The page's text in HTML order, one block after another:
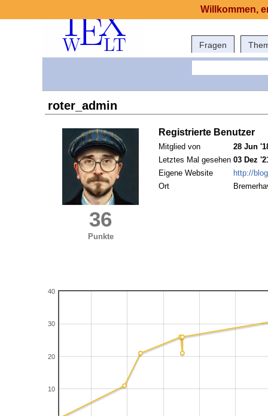
Fragen
roter_admin
36
Punkte
Registrierte Benutzer
Mitglied von
28 Jun
Letztes Mal gesehen 03 Dez
Eigene Website
http://
Ort
10
20
30
40
Willkommen,